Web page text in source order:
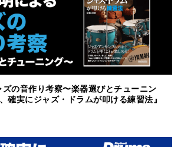
の音作り考察〜楽器選びとチューニン
確実にジャズ・ドラムが叩ける練習法』